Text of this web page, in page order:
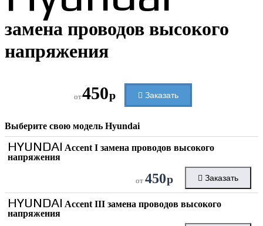
замена проводов высокого
напряжения
от450р Заказать
Выберите свою модель Hyundai
HYUNDAI Accent I замена проводов высокого
напряжения
от 450р Заказать
HYUNDAI Accent III замена проводов высокого
напряжения